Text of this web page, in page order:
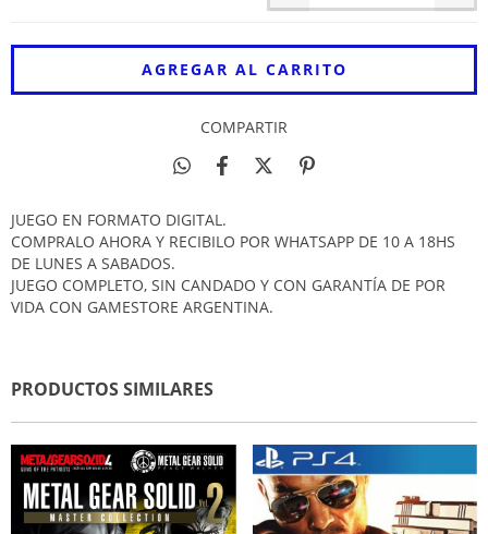
COMPARTIR
JUEGO EN FORMATO DIGITAL.
COMPRALO AHORA Y RECIBILO POR WHATSAPP DE 10 A 18HS
DE LUNES A SABADOS.
JUEGO COMPLETO, SIN CANDADO Y CON GARANTÍA DE POR
VIDA CON GAMESTORE ARGENTINA.
PRODUCTOS SIMILARES